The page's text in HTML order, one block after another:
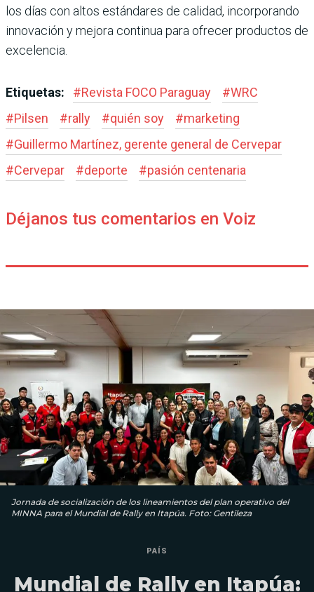
los días con altos estándares de calidad, incorporando
innovación y mejora continua para ofrecer productos de
excelencia.
Etiquetas: #Revista FOCO Paraguay #WRC
#Pilsen #rally #quién soy #marketing
#Guillermo Martínez, gerente general de Cervepar
#Cervepar #deporte #pasión centenaria
Déjanos tus comentarios en Voiz
Jornada de socialización de los lineamientos del plan operativo del
MINNA para el Mundial de Rally en Itapúa. Foto: Gentileza
PAÍS
Mundial de Rally en Itapúa: